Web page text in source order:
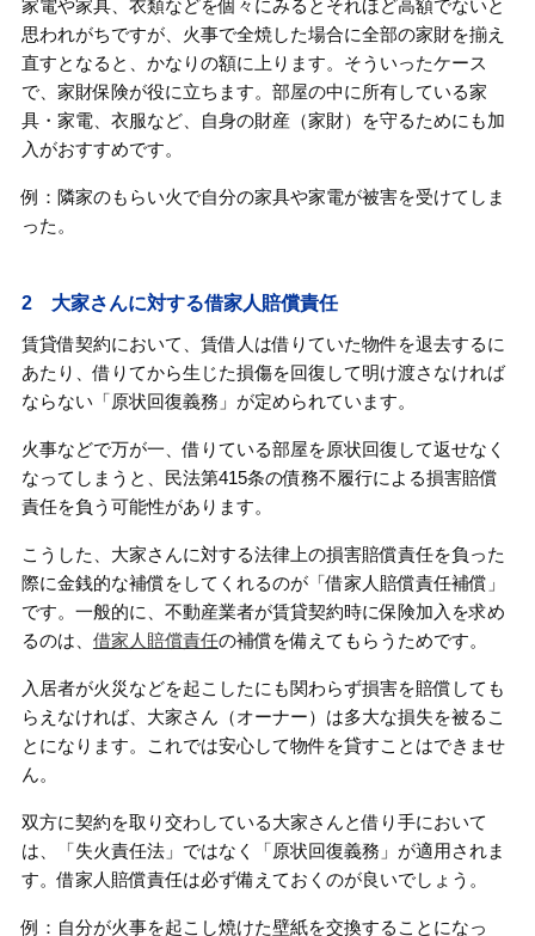
家電や家具、衣類などを個々にみるとそれほど高額でないと
思われがちですが、火事で全焼した場合に全部の家財を揃え
直すとなると、かなりの額に上ります。そういったケース
で、家財保険が役に立ちます。部屋の中に所有している家
具・家電、衣服など、自身の財産（家財）を守るためにも加
入がおすすめです。
例：隣家のもらい火で自分の家具や家電が被害を受けてしま
った。
2 大家さんに対する借家人賠償責任
賃貸借契約において、賃借人は借りていた物件を退去するに
あたり、借りてから生じた損傷を回復して明け渡さなければ
ならない「原状回復義務」が定められています。
火事などで万が一、借りている部屋を原状回復して返せなく
なってしまうと、民法第415条の債務不履行による損害賠償
責任を負う可能性があります。
こうした、大家さんに対する法律上の損害賠償責任を負った
際に金銭的な補償をしてくれるのが「借家人賠償責任補償」
です。一般的に、不動産業者が賃貸契約時に保険加入を求め
るのは、 借家人賠償責任の補償を備えてもらうためです。
入居者が火災などを起こしたにも関わらず損害を賠償しても
らえなければ、大家さん（オーナー）は多大な損失を被るこ
とになります。これでは安心して物件を貸すことはできませ
ん。
双方に契約を取り交わしている大家さんと借り手において
は、「失火責任法」ではなく「原状回復義務」が適用されま
す。借家人賠償責任は必ず備えておくのが良いでしょう。
例：自分が火事を起こし焼けた壁紙を交換することになっ